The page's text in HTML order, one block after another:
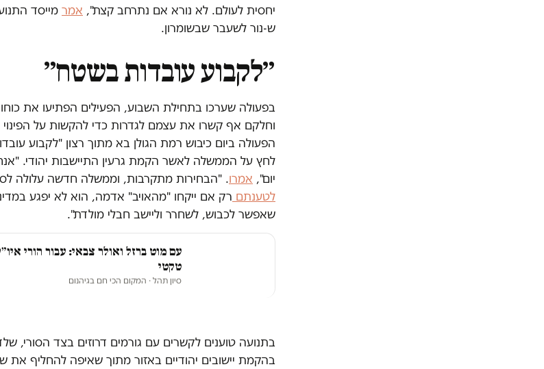
יחסית לעולם. לא נורא אם נתרחב קצת", אמר מייסד
ש-נור לשעבר שבשומרון.
״לקבוע עובדות בשטח״
בפעולה שערכו בתחילת השבוע, הפעילים הפתיעו את
וחלקם אף קשרו את עצמם לגדרות כדי להקשות על הפינוי
הפעולה ביום כיבוש רמת הגולן בא מתוך רצון "לקבוע
לחץ על הממשלה לאשר הקמת גרעין התיישבות יהודי.
יום", אמרו. "הבחירות מתקרבות, וממשלה חדשה עלולה
לטענתם רק אם ייקחו "מהאויב" אדמה, הוא לא יפגע
שאפשר לכבוש, לשחרר וליישב חבלי מולדת".
עם מוט ברזל ואולר צבאי: עבור הורי
טקטי
סיון תהל · המקום הכי חם בגיהנום
בתנועה טוענים לקשרים עם גורמים דרוזים בצד הסורי,
בהקמת יישובים יהודיים באזור מתוך שאיפה להחליף את